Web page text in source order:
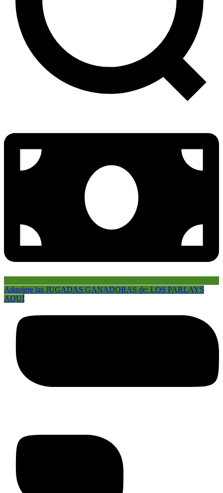
Adquiere las JUGADAS GANADORAS de: LOS PARLAYS
AQUÍ